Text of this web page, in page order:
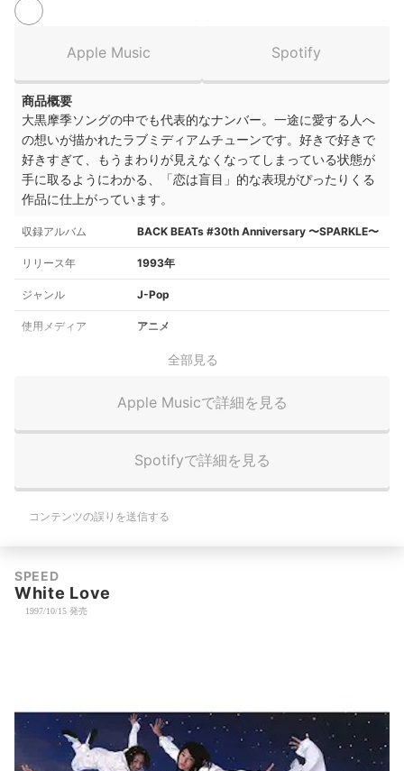
Apple Music Spotify
商品概要
大黒摩季ソングの中でも代表的なナンバー。一途に愛する人へ
の想いが描かれたラブミディアムチューンです。好きで好きで
好きすぎて、もうまわりが見えなくなってしまっている状態が
手に取るようにわかる、「恋は盲目」的な表現がぴったりくる
作品に仕上がっています。
収録アルバム BACK BEATs #30th Anniversary 〜SPARKLE〜
リリース年 1993年
ジャンル J-Pop
使用メディア アニメ
全部見る
Apple Musicで詳細を見る
Spotifyで詳細を見る
コンテンツの誤りを送信する
SPEED
White Love
1997/10/15 発売